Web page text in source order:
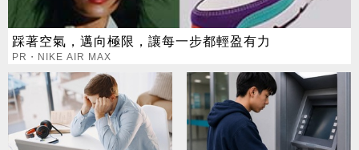
踩著空氣，邁向極限，讓每一步都輕盈有力
PR・NIKE AIR MAX